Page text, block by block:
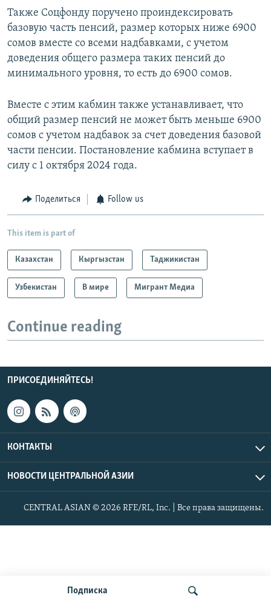
Подписка
Также Соцфонду поручено проиндексировать
базовую часть пенсий, размер которых ниже 6900
сомов вместе со всеми надбавками, с учетом
доведения общего размера таких пенсий до
минимального уровня, то есть до 6900 сомов.
Вместе с этим кабмин также устанавливает, что
общий размер пенсий не может быть меньше 6900
сомов с учетом надбавок за счет доведения базовой
части пенсии. Постановление кабмина вступает в
силу с 1 октября 2024 года.
Поделиться Follow us
This item is part of
Казахстан Кыргызстан Таджикистан
Узбекистан В мире Мигрант Медиа
Continue reading
ПРИСОЕДИНЯЙТЕСЬ!
КОНТАКТЫ
НОВОСТИ ЦЕНТРАЛЬНОЙ АЗИИ
CENTRAL ASIAN © 2026 RFE/RL, Inc. | Все права защищены.